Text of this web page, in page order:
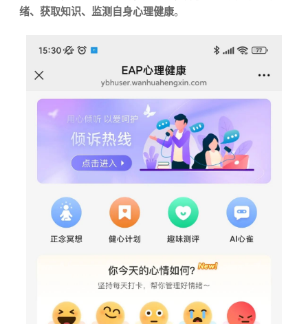
绪、获取知识、监测自身心理健康。